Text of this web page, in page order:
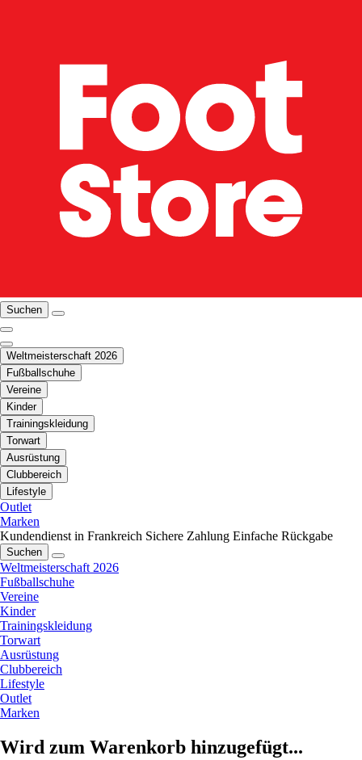
Suchen
Weltmeisterschaft 2026
Fußballschuhe
Vereine
Kinder
Trainingskleidung
Torwart
Ausrüstung
Clubbereich
Lifestyle
Outlet
Marken
Kundendienst in Frankreich Sichere Zahlung Einfache Rückgabe
Suchen
Weltmeisterschaft 2026
Fußballschuhe
Vereine
Kinder
Trainingskleidung
Torwart
Ausrüstung
Clubbereich
Lifestyle
Outlet
Marken
Wird zum Warenkorb hinzugefügt...